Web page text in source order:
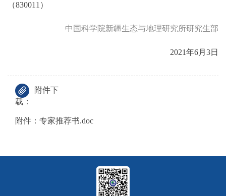
（830011）
中国科学院新疆生态与地理研究所研究生部
2021年6月3日
附件下
载：
附件：专家推荐书.doc